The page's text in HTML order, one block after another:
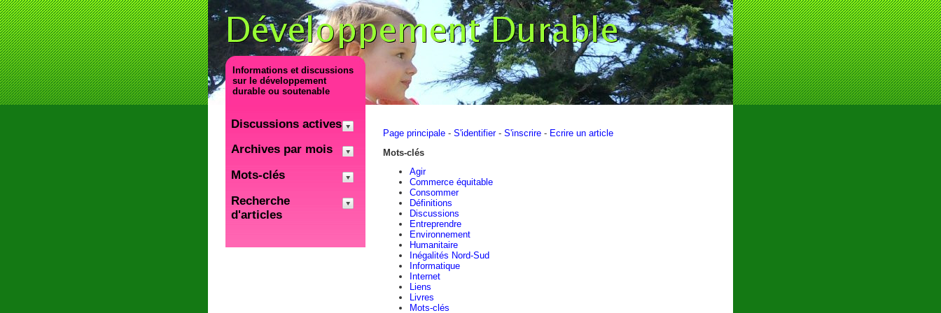
Informations et discussions
sur le développement
durable ou soutenable
Page principale - S'identifier - S'inscrire - Ecrire un article
Mots-clés
Agir
Commerce équitable
Consommer
Définitions
Discussions
Entreprendre
Environnement
Humanitaire
Inégalités Nord-Sud
Informatique
Internet
Liens
Livres
Mots-clés
Discussions actives
Archives par mois
Mots-clés
Recherche
d'articles